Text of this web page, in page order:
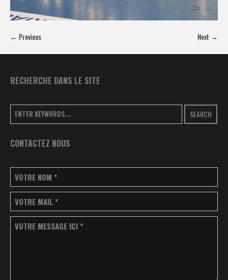
← Previous Next →
RECHERCHE DANS LE SITE
SEARCH
CONTACTEZ NOUS
VOTRE NOM *
VOTRE MAIL *
VOTRE MESSAGE ICI *